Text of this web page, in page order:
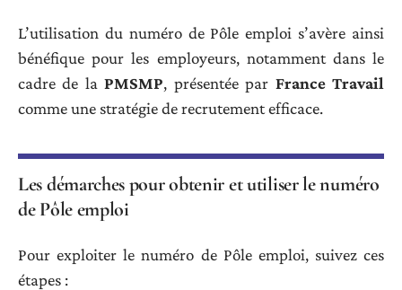
L’utilisation du numéro de Pôle emploi s’avère ainsi
bénéfique pour les employeurs, notamment dans le
cadre de laPMSMP, présentée par France Travail
comme une stratégie de recrutement efficace.
Les démarches pour obtenir et utiliser le numéro
de Pôle emploi
Pour exploiter le numéro de Pôle emploi, suivez ces
étapes :